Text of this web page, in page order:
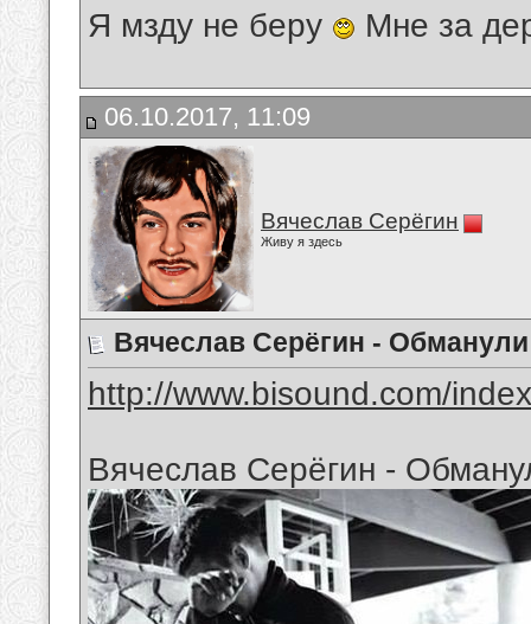
Я мзду не беру Мне за
06.10.2017, 11:09
Вячеслав Серёгин
Живу я здесь
Вячеслав Серёгин -
http://www.bisound.com/
Вячеслав Серёгин -